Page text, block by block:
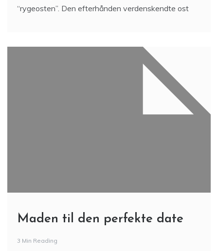
“rygeosten”. Den efterhånden verdenskendte ost
Maden til den perfekte date
3 Min Reading